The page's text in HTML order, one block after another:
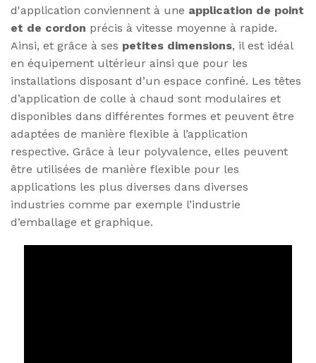
d'application conviennent à une application de point
et de cordon précis à vitesse moyenne à rapide.
Ainsi, et grâce à ses petites dimensions, il est idéal
en équipement ultérieur ainsi que pour les
installations disposant d’un espace confiné. Les têtes
d’application de colle à chaud sont modulaires et
disponibles dans différentes formes et peuvent être
adaptées de manière flexible à l’application
respective. Grâce à leur polyvalence, elles peuvent
être utilisées de manière flexible pour les
applications les plus diverses dans diverses
industries comme par exemple l’industrie
d’emballage et graphique.